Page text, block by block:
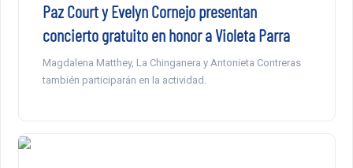
Paz Court y Evelyn Cornejo presentan
concierto gratuito en honor a Violeta Parra
Magdalena Matthey, La Chinganera y Antonieta Contreras
también participarán en la actividad.